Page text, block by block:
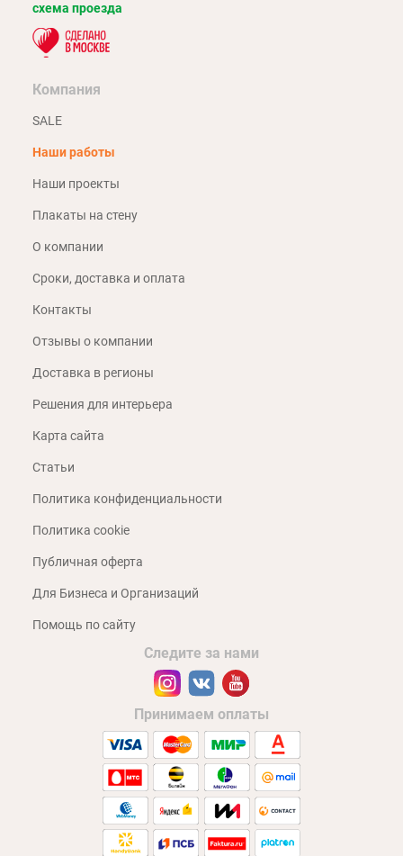
схема проезда
Компания
SALE
Наши работы
Наши проекты
Плакаты на стену
О компании
Сроки, доставка и оплата
Контакты
Отзывы о компании
Доставка в регионы
Решения для интерьера
Карта сайта
Статьи
Политика конфиденциальности
Политика cookie
Публичная оферта
Для Бизнеса и Организаций
Помощь по сайту
Следите за нами
Принимаем оплаты